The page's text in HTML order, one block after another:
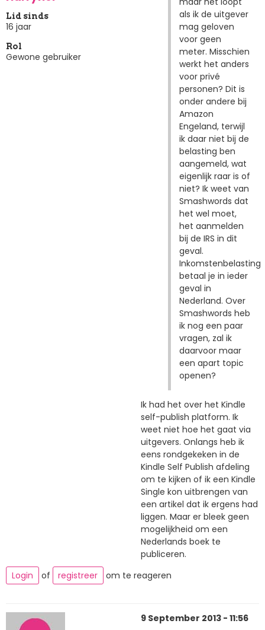
Lid sinds
16 jaar
Rol
Gewone gebruiker
als ik de uitgever
mag geloven
voor geen
meter. Misschien
werkt het anders
voor privé
personen? Dit is
onder andere bij
Amazon
Engeland, terwijl
ik daar niet bij de
belasting ben
aangemeld, wat
eigenlijk raar is of
niet? Ik weet van
Smashwords dat
het wel moet,
het aanmelden
bij de IRS in dit
geval.
Inkomstenbelasting
betaal je in ieder
geval in
Nederland. Over
Smashwords heb
ik nog een paar
vragen, zal ik
daarvoor maar
een apart topic
openen?
Ik had het over het Kindle
self-publish platform. Ik
weet niet hoe het gaat via
uitgevers. Onlangs heb ik
eens rondgekeken in de
Kindle Self Publish afdeling
om te kijken of ik een Kindle
Single kon uitbrengen van
een artikel dat ik ergens had
liggen. Maar er bleek geen
mogelijkheid om een
Nederlands boek te
publiceren.
Login
of registreer om te reageren
9 September 2013 - 11:56